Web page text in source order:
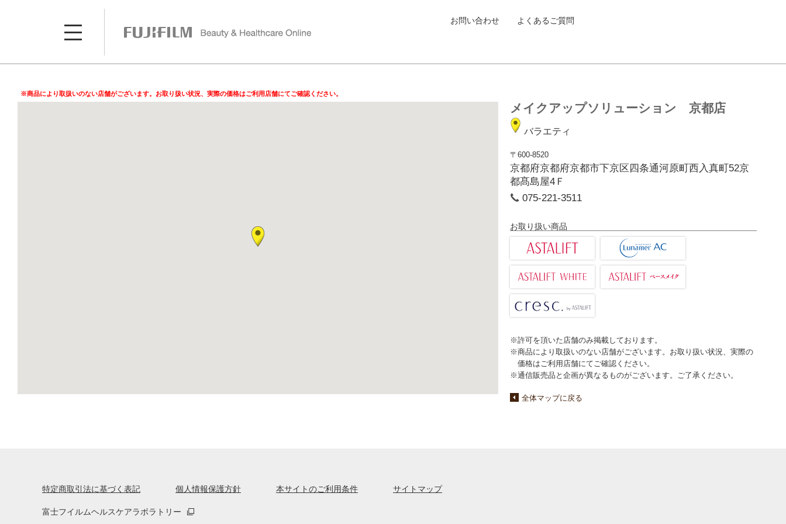
お問い合わせ よくあるご質問
※商品により取扱いのない店舗がございます。お取り扱い状況、実際の価格はご利用店舗にてご確認ください。
メイクアップソリューション 京都店
バラエティ
〒600-8520
京都府京都府京都市下京区四条通河原町西入真町52京
都髙島屋4Ｆ
075-221-3511
お取り扱い商品
※許可を頂いた店舗のみ掲載しております。
※商品により取扱いのない店舗がございます。お取り扱い状況、実際の
価格はご利用店舗にてご確認ください。
※通信販売品と企画が異なるものがございます。ご了承ください。
全体マップに戻る
特定商取引法に基づく表記 個人情報保護方針 本サイトのご利用条件 サイトマップ
富士フイルムヘルスケアラボラトリー